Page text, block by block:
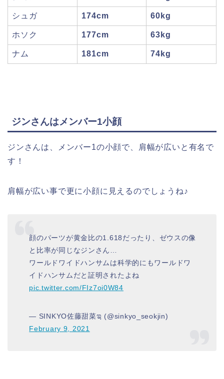
シュガ 174cm 60kg
ホソク 177cm 63kg
ナム 181cm 74kg
ジンさんはメンバー1小顔
ジンさんは、メンバー1の小顔で、肩幅が広いと有名で
す！
肩幅が広い事で更に小顔に見えるのでしょうね♪
顔のパーツが黄金比の1.618だったり、ゼウスの像
と比率が同じなジンさん…
ワールドワイドハンサムは科学的にもワールドワ
イドハンサムだと証明されたよね
pic.twitter.com/FIz7oi0W84
— SINKYO佐藤甜菜ಇ (@sinkyo_seokjin)
February 9, 2021